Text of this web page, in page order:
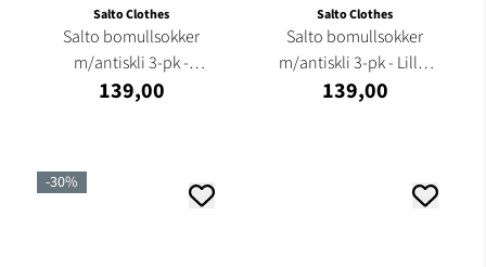
Salto Clothes
Salto bomullsokker
m/antiskli 3-pk -
Blåfarger, ...
139,00
Salto Clothes
Salto bomullsokker
m/antiskli 3-pk - Lilla,
hvit ...
139,00
-30%